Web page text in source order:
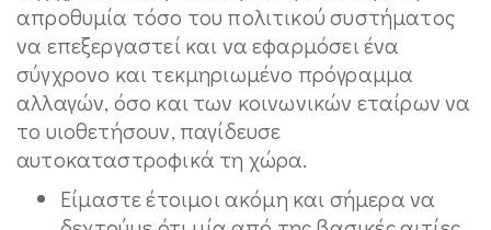
απροθυμία τόσο του πολιτικού συστήματος
να επεξεργαστεί και να εφαρμόσει ένα
σύγχρονο και τεκμηριωμένο πρόγραμμα
αλλαγών, όσο και των κοινωνικών εταίρων να
το υιοθετήσουν, παγίδευσε
αυτοκαταστροφικά τη χώρα.
Είμαστε έτοιμοι ακόμη και σήμερα να